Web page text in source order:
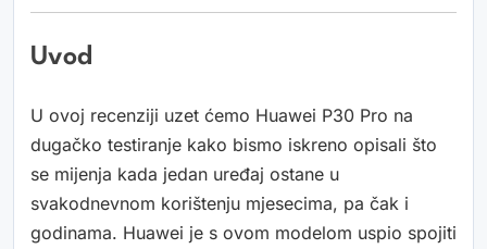
Uvod
U ovoj recenziji uzet ćemo Huawei P30 Pro na
dugačko testiranje kako bismo iskreno opisali što
se mijenja kada jedan uređaj ostane u
svakodnevnom korištenju mjesecima, pa čak i
godinama. Huawei je s ovom modelom uspio spojiti